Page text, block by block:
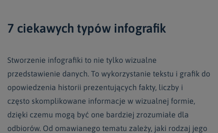
7 ciekawych typów infografik
Stworzenie infografiki to nie tylko wizualne
przedstawienie danych. To wykorzystanie tekstu i grafik do
opowiedzenia historii prezentujących fakty, liczby i
często skomplikowane informacje w wizualnej formie,
dzięki czemu mogą być one bardziej zrozumiałe dla
odbiorów. Od omawianego tematu zależy, jaki rodzaj jego